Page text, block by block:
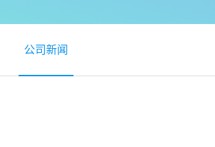
公司新闻